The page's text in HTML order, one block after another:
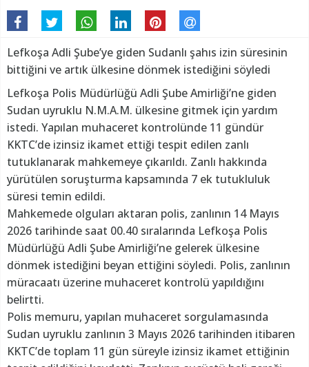
Lefkoşa Adli Şube’ye giden Sudanlı şahıs izin süresinin
bittiğini ve artık ülkesine dönmek istediğini söyledi
Lefkoşa Polis Müdürlüğü Adli Şube Amirliği’ne giden
Sudan uyruklu N.M.A.M. ülkesine gitmek için yardım
istedi. Yapılan muhaceret kontrolünde 11 gündür
KKTC’de izinsiz ikamet ettiği tespit edilen zanlı
tutuklanarak mahkemeye çıkarıldı. Zanlı hakkında
yürütülen soruşturma kapsamında 7 ek tutukluluk
süresi temin edildi.
Mahkemede olguları aktaran polis, zanlının 14 Mayıs
2026 tarihinde saat 00.40 sıralarında Lefkoşa Polis
Müdürlüğü Adli Şube Amirliği’ne gelerek ülkesine
dönmek istediğini beyan ettiğini söyledi. Polis, zanlının
müracaatı üzerine muhaceret kontrolü yapıldığını
belirtti.
Polis memuru, yapılan muhaceret sorgulamasında
Sudan uyruklu zanlının 3 Mayıs 2026 tarihinden itibaren
KKTC’de toplam 11 gün süreyle izinsiz ikamet ettiğinin